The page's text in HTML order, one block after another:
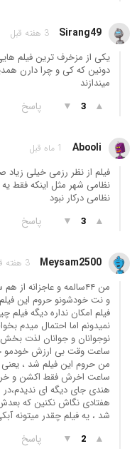
Sirang49 3 هفته قبل
یکی از مزخرف ترین فیلم
دونین که کی و چرا دارن
میندازند
▲
3
▼ پاسخ
Abooli 1 ماه قبل
فیلم از نظر رزمی خیلی
نظامی شهر مثل اینکه فقط
نظامی درکار نبود
▲
3
▼ پاسخ
Meysam2500 3 هفته قبل
من ۴۴سالمه و
و نت خودشونو حروم این فیلم
فیلم امکان نداره دیگه فیلم
نمیدونم اما احتمال میدم
نوجوانان و جوانان لذت
ساعت وقت بی ارزش خودمو
من حروم این فیلم شد ، یعنی
ساعت اخرش فقط اکشن و خر
هندی جای دیگه ای
هفتادی نگاش نکنین که
شد ، یه فیلم چقدر میتونه
▲
2
▼ پاسخ